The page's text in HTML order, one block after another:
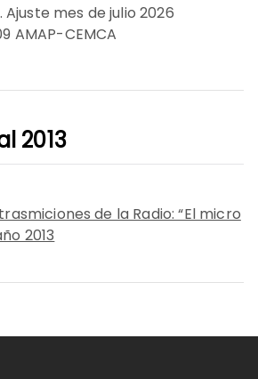
mes de julio 2026
AMAP-CEMCA
2013
de la Radio: “El micro
2013